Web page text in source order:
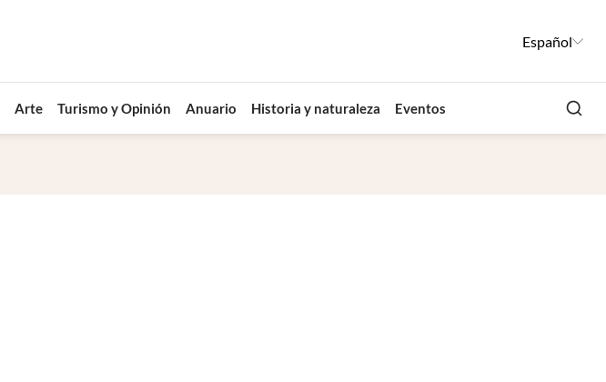
Español
Arte Turismo y Opinión Anuario Historia y naturaleza Eventos Buscar